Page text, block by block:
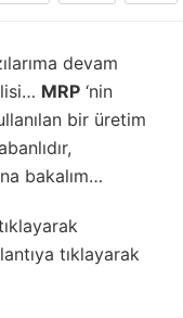
devam
MRP ‘nin
bir üretim
bakalım…
tıklayarak